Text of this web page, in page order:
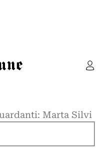
Marta Silvi